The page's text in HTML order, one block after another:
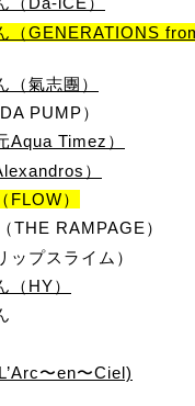
（GENERATIONS
（氣志團）
PUMP）
Aqua Timez）
）
FLOW）
THE RAMPAGE）
ップスライム）
（HY）
〜en〜Ciel)